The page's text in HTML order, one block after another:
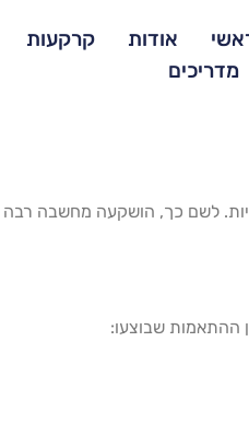
אודות
קרקעות
מדריכים
לשם כך, הושקעה מחשבה
ההתאמות שבוצעו: